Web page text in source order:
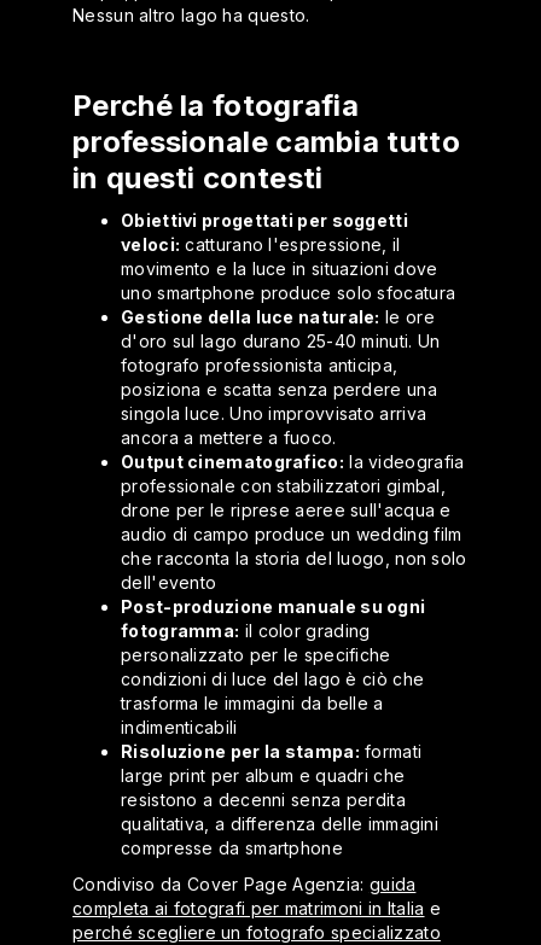
Nessun altro lago ha questo.
Perché la fotografia
professionale cambia tutto
in questi contesti
Obiettivi progettati per soggetti
veloci: catturano l'espressione, il
movimento e la luce in situazioni dove
uno smartphone produce solo sfocatura
Gestione della luce naturale: le ore
d'oro sul lago durano 25-40 minuti. Un
fotografo professionista anticipa,
posiziona e scatta senza perdere una
singola luce. Uno improvvisato arriva
ancora a mettere a fuoco.
Output cinematografico: la videografia
professionale con stabilizzatori gimbal,
drone per le riprese aeree sull'acqua e
audio di campo produce un wedding film
che racconta la storia del luogo, non solo
dell'evento
Post-produzione manuale su ogni
fotogramma: il color grading
personalizzato per le specifiche
condizioni di luce del lago è ciò che
trasforma le immagini da belle a
indimenticabili
Risoluzione per la stampa: formati
large print per album e quadri che
resistono a decenni senza perdita
qualitativa, a differenza delle immagini
compresse da smartphone
Condiviso da Cover Page Agenzia: guida
completa ai fotografi per matrimoni in Italia e
perché scegliere un fotografo specializzato